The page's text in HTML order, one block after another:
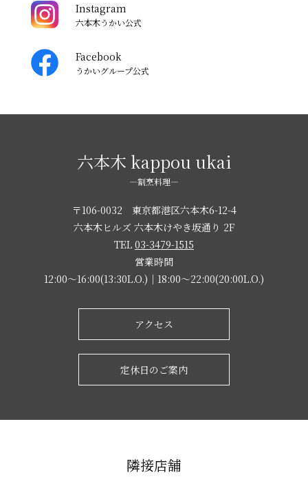
Instagram
六本木うかい公式
Facebook
うかいグループ公式
六本木 kappou ukai
―割烹料理―
〒106-0032 東京都港区六本木6-12-4
六本木ヒルズ 六本木けやき坂通り 2F
TEL 03-3479-1515
営業時間
12:00～16:00(13:30L.O.)｜18:00～22:00(20:00L.O.)
アクセス
定休日のご案内
隣接店舗